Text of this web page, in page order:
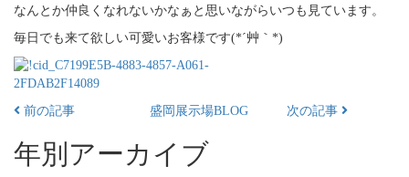
なんとか仲良くなれないかなぁと思いながらいつも見ています。
毎日でも来て欲しい可愛いお客様です(*´艸｀*)
前の記事 盛岡展示場BLOG 次の記事
年別アーカイブ